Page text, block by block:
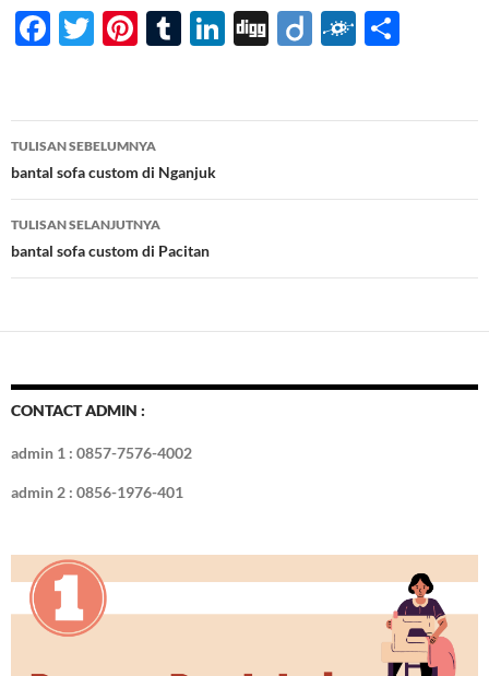
F
b
o
o
k
T
er
Pi
es
t
T
bl
r
Li
e
n
Di Di F
d e
Navigasi
Tulisan
TULISAN SEBELUMNYA
bantal sofa custom di Nganjuk
TULISAN SELANJUTNYA
bantal sofa custom di Pacitan
CONTACT ADMIN :
admin 1 : 0857-7576-4002
admin 2 : 0856-1976-401